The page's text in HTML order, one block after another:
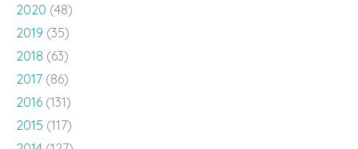
2020 (48)
2019 (35)
2018 (63)
2017 (86)
2016 (131)
2015 (117)